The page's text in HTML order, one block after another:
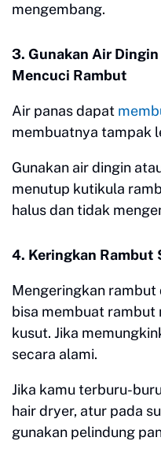
mengembang.
3. Gunakan Air
Mencuci Rambut
Air panas dapat
membuatnya tampak
Gunakan air dingin
menutup kutikula
halus dan tidak
4. Keringkan Rambut
Mengeringkan rambut
bisa membuat rambut
kusut. Jika
secara alami.
Jika kamu terburu-
hair dryer, atur pada
gunakan pelindung